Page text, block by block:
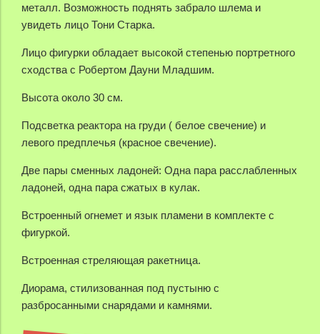
металл. Возможность поднять забрало шлема и
увидеть лицо Тони Старка.
Лицо фигурки обладает высокой степенью портретного
сходства с Робертом Дауни Младшим.
Высота около 30 см.
Подсветка реактора на груди ( белое свечение) и
левого предплечья (красное свечение).
Две пары сменных ладоней: Одна пара расслабленных
ладоней, одна пара сжатых в кулак.
Встроенный огнемет и язык пламени в комплекте с
фигуркой.
Встроенная стреляющая ракетница.
Диорама, стилизованная под пустыню с
разбросанными снарядами и камнями.